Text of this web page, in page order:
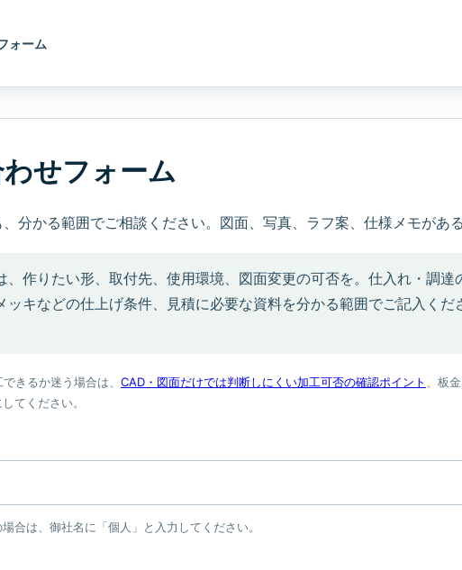
ォーム
せフォーム
分かる範囲でご相談ください。図面、写真、ラフ案、仕様メモがあ
、作りたい形、取付先、使用環境、図面変更の可否を。仕入れ・調達
ッキなどの仕上げ条件、見積に必要な資料を分かる範囲でご記入く
きるか迷う場合は、 CAD・図面だけでは判断しにくい加工可否の確認ポイント
、板
てください。
合は、御社名に「個人」と入力してください。